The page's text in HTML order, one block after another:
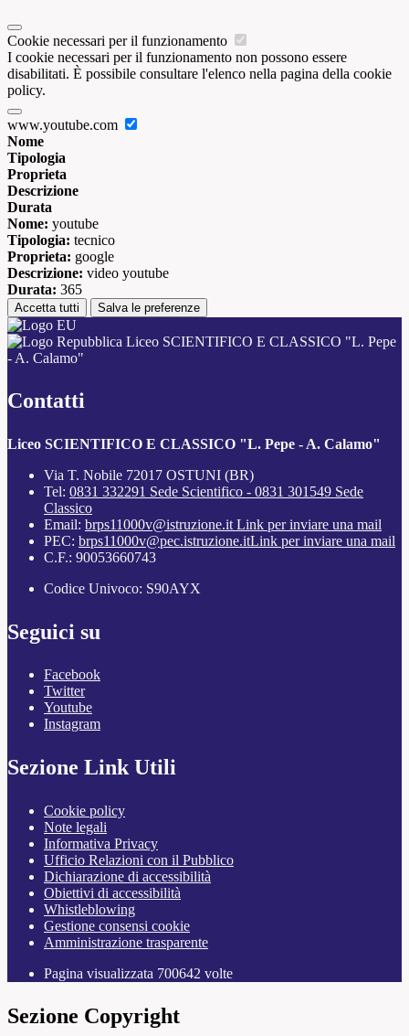
Cookie necessari per il funzionamento
I cookie necessari per il funzionamento non possono essere
disabilitati. È possibile consultare l'elenco nella pagina della cookie
policy.
www.youtube.com
Nome
Tipologia
Proprieta
Descrizione
Durata
Nome: youtube
Tipologia: tecnico
Proprieta: google
Descrizione: video youtube
Durata: 365
Accetta tutti Salva le preferenze
Liceo SCIENTIFICO E CLASSICO "L. Pepe
- A. Calamo"
Contatti
Liceo SCIENTIFICO E CLASSICO "L. Pepe - A. Calamo"
Via T. Nobile 72017 OSTUNI (BR)
Tel: 0831 332291 Sede Scientifico - 0831 301549 Sede
Classico
Email: brps11000v@istruzione.it Link per inviare una mail
PEC: brps11000v@pec.istruzione.itLink per inviare una mail
C.F.: 90053660743
Codice Univoco: S90AYX
Seguici su
Facebook
Twitter
Youtube
Instagram
Sezione Link Utili
Cookie policy
Note legali
Informativa Privacy
Ufficio Relazioni con il Pubblico
Dichiarazione di accessibilità
Obiettivi di accessibilità
Whistleblowing
Gestione consensi cookie
Amministrazione trasparente
Pagina visualizzata 700642 volte
Sezione Copyright